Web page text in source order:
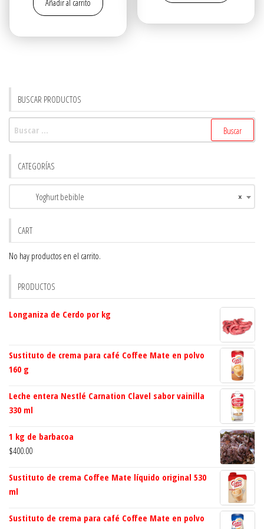
original
$27.00.
actual
$26.00.
$22.80.$21.80.
BUSCAR PRODUCTOS
CATEGORÍAS
×
Yoghurt bebible
CART
No hay productos en el carrito.
PRODUCTOS
Longaniza de Cerdo por kg
Sustituto de crema para café Coffee Mate en polvo
160 g
Leche entera Nestlé Carnation Clavel sabor vainilla
330 ml
1 kg de barbacoa
$400.00
Sustituto de crema Coffee Mate líquido original 530
ml
Sustituto de crema para café Coffee Mate en polvo